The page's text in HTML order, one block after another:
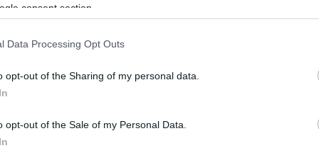
consent section.
Data Processing Opt Outs
opt-out of the Sharing of my personal data.
opt-out of the Sale of my Personal Data.